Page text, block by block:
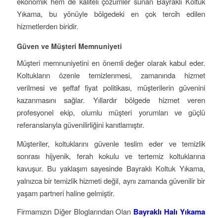
Yıkama, bu yönüyle bölgedeki en çok tercih edilen
hizmetlerden biridir.
Güven ve Müşteri Memnuniyeti
Müşteri memnuniyetini en önemli değer olarak kabul eder.
Koltukların özenle temizlenmesi, zamanında hizmet
verilmesi ve şeffaf fiyat politikası, müşterilerin güvenini
kazanmasını sağlar. Yıllardır bölgede hizmet veren
profesyonel ekip, olumlu müşteri yorumları ve güçlü
referanslarıyla güvenilirliğini kanıtlamıştır.
Müşteriler, koltuklarını güvenle teslim eder ve temizlik
sonrası hijyenik, ferah kokulu ve tertemiz koltuklarına
kavuşur. Bu yaklaşım sayesinde Bayraklı Koltuk Yıkama,
yalnızca bir temizlik hizmeti değil, aynı zamanda güvenilir bir
yaşam partneri haline gelmiştir.
Firmamızın Diğer Bloglarından Olan Bayraklı Halı Yıkama